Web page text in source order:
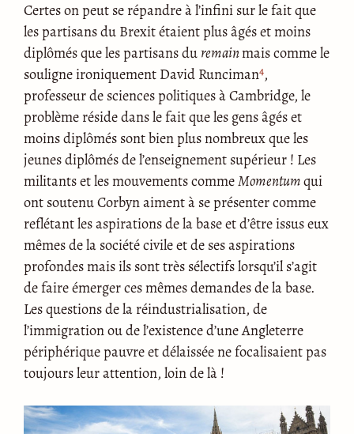
Certes on peut se répandre à l’infini sur le fait que
les partisans du Brexit étaient plus âgés et moins
diplômés que les partisans duremainmais comme le
souligne ironiquement David Runciman4,
professeur de sciences politiques à Cambridge, le
problème réside dans le fait que les gens âgés et
moins diplômés sont bien plus nombreux que les
jeunes diplômés de l’enseignement supérieur ! Les
militants et les mouvements commeMomentumqui
ont soutenu Corbyn aiment à se présenter comme
reflétant les aspirations de la base et d’être issus eux
mêmes de la société civile et de ses aspirations
profondes mais ils sont très sélectifs lorsqu’il s’agit
de faire émerger ces mêmes demandes de la base.
Les questions de la réindustrialisation, de
l’immigration ou de l’existence d’une Angleterre
périphérique pauvre et délaissée ne focalisaient pas
toujours leur attention, loin de là !